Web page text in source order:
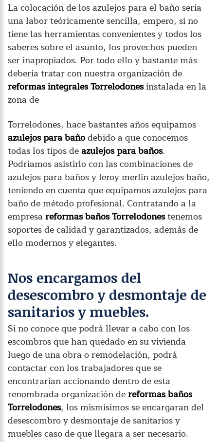
La colocación de los azulejos para el baño seria
una labor teóricamente sencilla, empero, si no
tiene las herramientas convenientes y todos los
saberes sobre el asunto, los provechos pueden
ser inapropiados. Por todo ello y bastante más
debería tratar con nuestra organización de
reformas integrales Torrelodonesinstalada en la
zona de
Torrelodones, hace bastantes años equipamos
azulejos para bañodebido a que conocemos
todas los tipos deazulejos para baños.
Podríamos asistirlo con las combinaciones de
azulejos para baños y leroy merlin azulejos baño,
teniendo en cuenta que equipamos azulejos para
baño de método profesional. Contratando a la
empresareformas baños Torrelodonestenemos
soportes de calidad y garantizados, además de
ello modernos y elegantes.
Nos encargamos del
desescombro y desmontaje de
sanitarios y muebles.
Si no conoce que podrá llevar a cabo con los
escombros que han quedado en su vivienda
luego de una obra o remodelación, podrá
contactar con los trabajadores que se
encontrarían accionando dentro de esta
renombrada organización dereformas baños
Torrelodones, los mismísimos se encargaran del
desescombro y desmontaje de sanitarios y
muebles caso de que llegara a ser necesario.